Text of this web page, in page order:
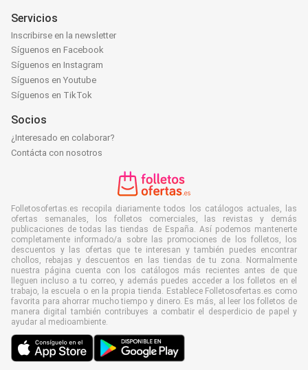
Servicios
Inscribirse en la newsletter
Síguenos en Facebook
Síguenos en Instagram
Síguenos en Youtube
Síguenos en TikTok
Socios
¿Interesado en colaborar?
Contácta con nosotros
Folletosofertas.es recopila diariamente todos los catálogos actuales, las
ofertas semanales, los folletos comerciales, las revistas y demás
publicaciones de todas las tiendas de España. Así podemos mantenerte
completamente informado/a sobre las promociones de los folletos, los
descuentos y las ofertas que te interesan y también puedes encontrar
chollos, rebajas y descuentos en las tiendas de tu zona. Normalmente
nuestra página cuenta con los catálogos más recientes antes de que
lleguen incluso a tu correo, y además puedes acceder a los folletos en el
trabajo, la escuela o en la propia tienda. Establece Folletosofertas.es como
favorita para ahorrar mucho tiempo y dinero. Es más, al leer los folletos de
manera digital también contribuyes a combatir el desperdicio de papel y
ayudar al medioambiente.